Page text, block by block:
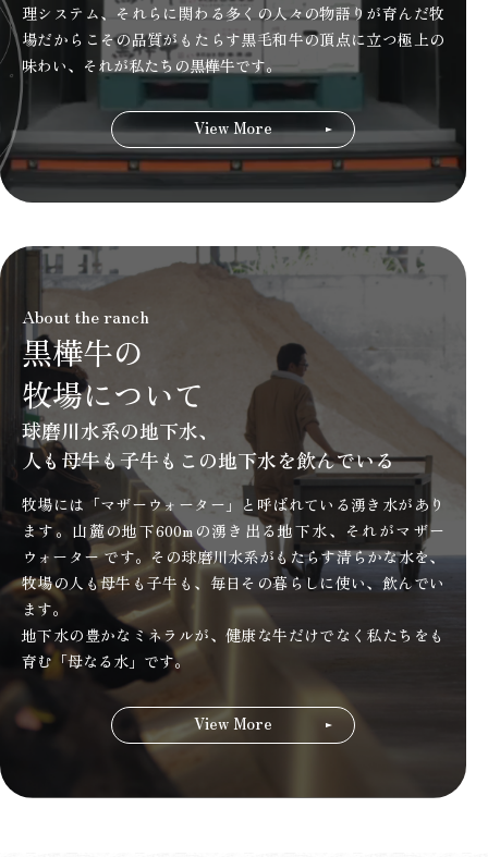
理システム、それらに関わる多くの人々の物語りが育んだ牧
場だからこその品質がもたらす黒毛和牛の頂点に立つ極上の
味わい、それが私たちの黒樺牛です。
View More
About the ranch
黒樺牛の
牧場について
球磨川水系の地下水、
人も母牛も子牛も この地下水を飲んでいる
牧場には「マザーウォーター」と呼ばれている湧き水があり
ます。山麓の地下600mの湧き出る地下水、それがマザー
ウォーター です。その球磨川水系がもたらす清らかな水を、
牧場の人も母牛も子牛も、毎日その暮らしに使い、飲んでい
ます。
地下水の豊かなミネラルが、健康な牛だけでなく私たちをも
育む「母なる水」です。
View More